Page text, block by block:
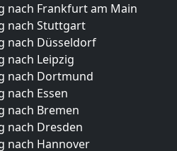
nach Frankfurt am Main
nach Stuttgart
nach Düsseldorf
nach Leipzig
nach Dortmund
nach Essen
nach Bremen
nach Dresden
nach Hannover